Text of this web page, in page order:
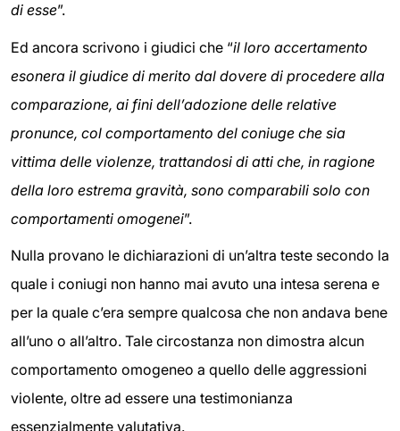
di esse”.
Ed ancora scrivono i giudici che “il loro accertamento
esonera il giudice di merito dal dovere di procedere alla
comparazione, ai fini dell’adozione delle relative
pronunce, col comportamento del coniuge che sia
vittima delle violenze, trattandosi di atti che, in ragione
della loro estrema gravità, sono comparabili solo con
comportamenti omogenei”.
Nulla provano le dichiarazioni di un’altra teste secondo la
quale i coniugi non hanno mai avuto una intesa serena e
per la quale c’era sempre qualcosa che non andava bene
all’uno o all’altro. Tale circostanza non dimostra alcun
comportamento omogeneo a quello delle aggressioni
violente, oltre ad essere una testimonianza
essenzialmente valutativa.